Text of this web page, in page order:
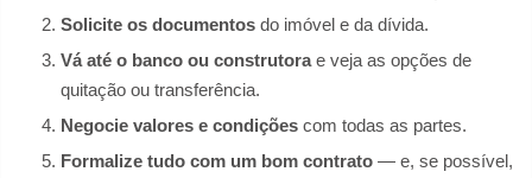
Solicite os documentos do imóvel e da dívida.
Vá até o banco ou construtorae veja as opções de
quitação ou transferência.
Negocie valores e condições com todas as partes.
Formalize tudo com um bom contrato — e, se possível,